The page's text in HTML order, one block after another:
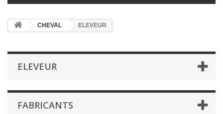
CHEVAL ELEVEUR
ELEVEUR
FABRICANTS